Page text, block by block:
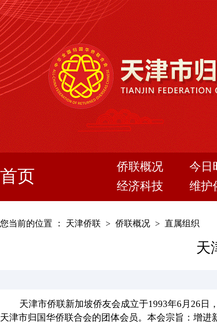
首页 侨联概况
今日
经济科技
维护
您当前的位置 ： 天津侨联 > 侨联概况 > 直属组织
天
天津市侨联新加坡侨友会成立于1993年6月26日
天津市归国华侨联合会的团体会员。本会宗旨：增